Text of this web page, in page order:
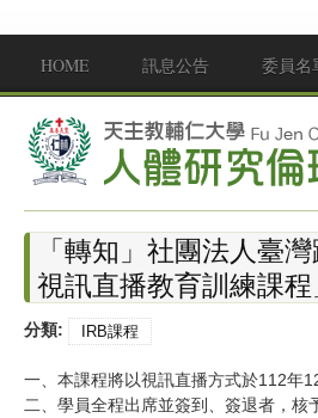
Main menu
HOME 訊息公告 委員名
「轉知」社團法人臺
視訊直播教育訓練課程
分類: IRB課程
一、本課程將以視訊直播方式於112年
二、學員全程出席並簽到、簽退者，